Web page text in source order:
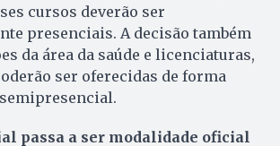
cursos deverão ser
presenciais. A decisão também
da área da saúde e licenciaturas,
ser oferecidas de forma
passa a ser modalidade oficial